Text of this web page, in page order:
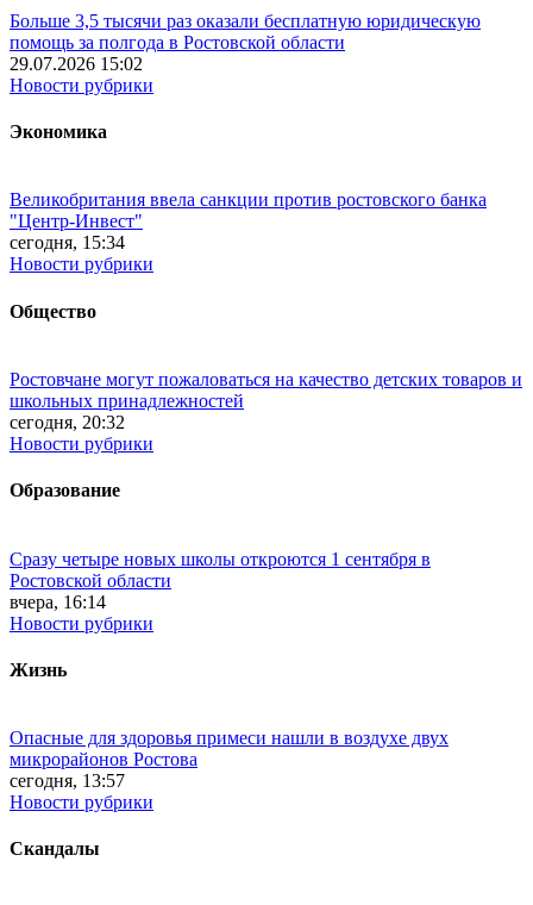
Больше 3,5 тысячи раз оказали бесплатную юридическую
помощь за полгода в Ростовской области
29.07.2026 15:02
Новости рубрики
Экономика
Великобритания ввела санкции против ростовского банка
"Центр-Инвест"
сегодня, 15:34
Новости рубрики
Общество
Ростовчане могут пожаловаться на качество детских товаров и
школьных принадлежностей
сегодня, 20:32
Новости рубрики
Образование
Сразу четыре новых школы откроются 1 сентября в
Ростовской области
вчера, 16:14
Новости рубрики
Жизнь
Опасные для здоровья примеси нашли в воздухе двух
микрорайонов Ростова
сегодня, 13:57
Новости рубрики
Скандалы